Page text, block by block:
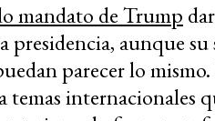
mandato de Trump
presidencia, aunque
parecer lo
temas internacionales